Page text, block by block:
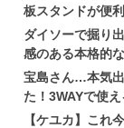
板スタンドが便
ダイソーで掘り
感のある本格的
宝島さん…本気
た！3WAYで使
【ケユカ】これ